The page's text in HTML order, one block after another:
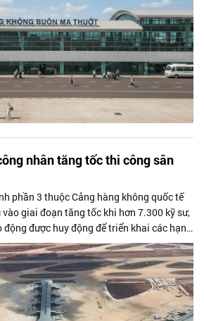
nhân tăng tốc thi công sân
phần 3 thuộc Cảng hàng không quốc tế
giai đoạn tăng tốc khi hơn 7.300 kỹ sư,
được huy động để triển khai các hạng
600 người so với đầu tháng 6.